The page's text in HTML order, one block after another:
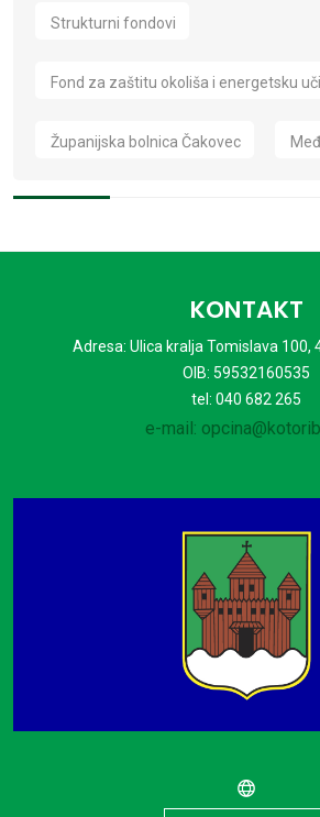
Strukturni fondovi
Fond za zaštitu okoliša i energetsku
Županijska bolnica Čakovec
KONTAKT
Adresa: Ulica kralja Tomislava 100,
OIB: 59532160535
tel: 040 682 265
e-mail: